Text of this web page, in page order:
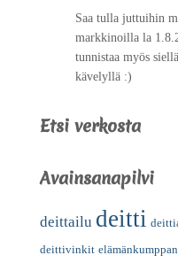
Saa tulla juttuihin
markkinoilla la
tunnistaa myös
kävelyllä :)
Etsi verkosta
Avainsanapilvi
deittailu deitti
deittivinkit